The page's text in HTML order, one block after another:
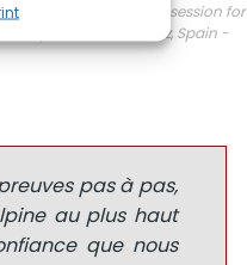
during a private tests session for
12 to 15 in Alcaniz, Spain -
pas à pas,
au plus haut
que nous